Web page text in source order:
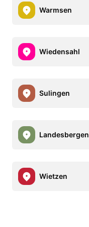
Warmsen
Wiedensahl
Sulingen
Landesbergen
Wietzen